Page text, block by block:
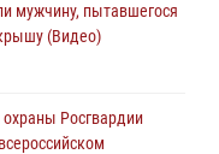
мужчину, пытавшегося
(Видео)
Росгвардии